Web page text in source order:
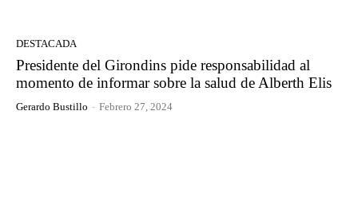
DESTACADA
Presidente del Girondins pide responsabilidad al
momento de informar sobre la salud de Alberth Elis
Gerardo Bustillo - Febrero 27, 2024